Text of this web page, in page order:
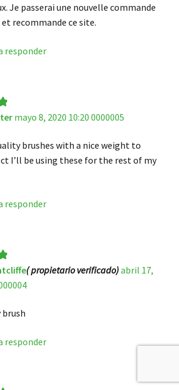
Je passerai une nouvelle commande
recommande ce site.
responder
5
mayo 8, 2020 10:20 0000005
brushes with a nice weight to
I’ll be using these for the rest of my
responder
5
( propietario verificado)abril 17,
responder